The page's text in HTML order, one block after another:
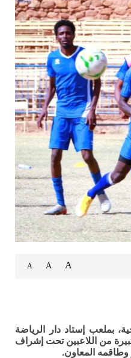
A
A
A
بملعب إستاد دار الرياضة
من اللاعبين تحت إشراف
وطاقمه المعاون.